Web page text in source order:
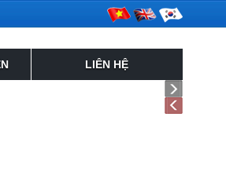
LIÊN HỆ